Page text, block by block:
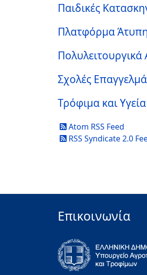
Παιδικές
Πλατφόρμα
Σχολές
Τρόφιμα και Υγεία
Atom RSS Feed
RSS Syndicate 2.0
Επικοινωνία